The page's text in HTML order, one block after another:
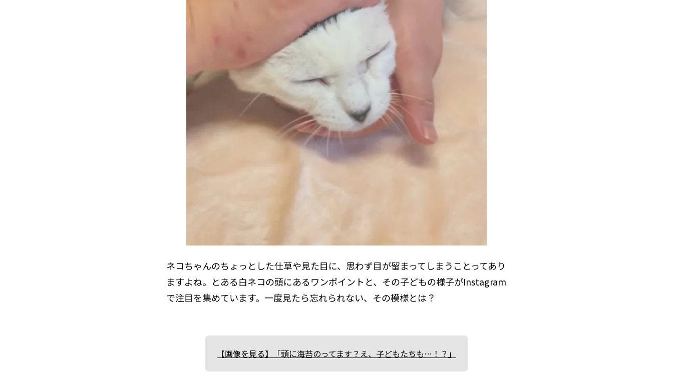
ネコちゃんのちょっとした仕草や見た目に、思わず目が留まってしまうことってあり
ますよね。とある白ネコの頭にあるワンポイントと、その子どもの様子がInstagram
で注目を集めています。一度見たら忘れられない、その模様とは？
【画像を見る】「頭に海苔のってます？え、子どもたちも…！？」